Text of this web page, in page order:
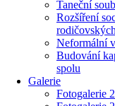
Taneční
Rozšíření
Neformální
Budování
spolu
Galerie
Fotogalerie